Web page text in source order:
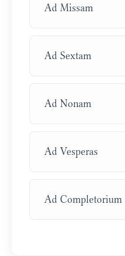
Ad Missam
Ad Sextam
Ad Nonam
Ad Vesperas
Ad Completorium